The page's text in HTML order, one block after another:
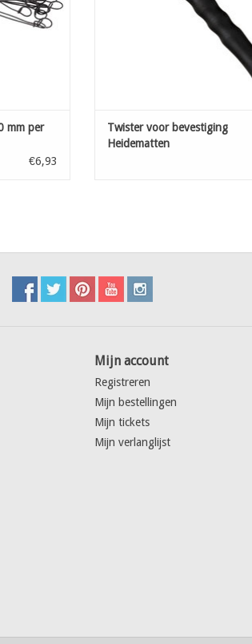
mm per
€6,93
Twister voor bevestiging
Heidematten
Mijn account
Registreren
Mijn bestellingen
Mijn tickets
Mijn verlanglijst